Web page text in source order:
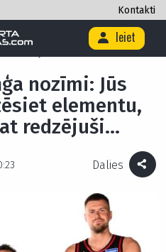
Kontakti
Ieiet
nozīmi: Jūs manā spēlē
nozīmi: Jūs
elementu,
redzējuši…
Dalies